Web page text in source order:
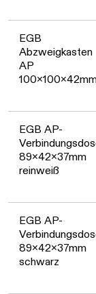
EGB
Abzweigkasten
AP
EGB AP-
89x42x37mm
reinweiß
EGB AP-
89x42x37mm
schwarz